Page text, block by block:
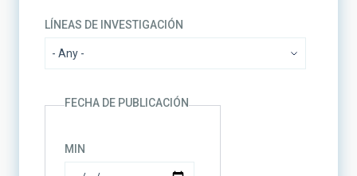
LÍNEAS DE INVESTIGACIÓN
FECHA DE PUBLICACIÓN
MIN